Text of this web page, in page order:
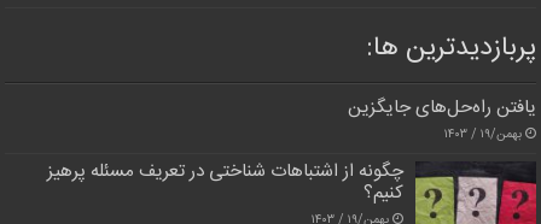
پربازدیدترین‌ ها:
یافتن راه‌حل‌های جایگزین
بهمن/۱۹ / ۱۴۰۳
چگونه از اشتباهات شناختی در تعریف مسئله پرهیز
کنیم؟
بهمن/۱۹ / ۱۴۰۳